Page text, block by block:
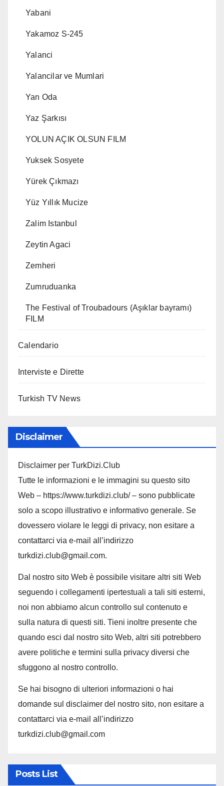
Yabani
Yakamoz S-245
Yalanci
Yalancilar ve Mumlari
Yan Oda
Yaz Şarkısı
YOLUN AÇIK OLSUN FILM
Yuksek Sosyete
Yürek Çıkmazı
Yüz Yıllık Mucize
Zalim Istanbul
Zeytin Agaci
Zemheri
Zumruduanka
The Festival of Troubadours (Aşıklar bayramı)
FILM
Calendario
Interviste e Dirette
Turkish TV News
Disclaimer
Disclaimer per TurkDizi.Club
Tutte le informazioni e le immagini su questo sito
Web – https://www.turkdizi.club/ – sono pubblicate
solo a scopo illustrativo e informativo generale. Se
dovessero violare le leggi di privacy, non esitare a
contattarci via e-mail all’indirizzo
turkdizi.club@gmail.com.
Dal nostro sito Web è possibile visitare altri siti Web
seguendo i collegamenti ipertestuali a tali siti esterni,
noi non abbiamo alcun controllo sul contenuto e
sulla natura di questi siti. Tieni inoltre presente che
quando esci dal nostro sito Web, altri siti potrebbero
avere politiche e termini sulla privacy diversi che
sfuggono al nostro controllo.
Se hai bisogno di ulteriori informazioni o hai
domande sul disclaimer del nostro sito, non esitare a
contattarci via e-mail all’indirizzo
turkdizi.club@gmail.com
Posts List